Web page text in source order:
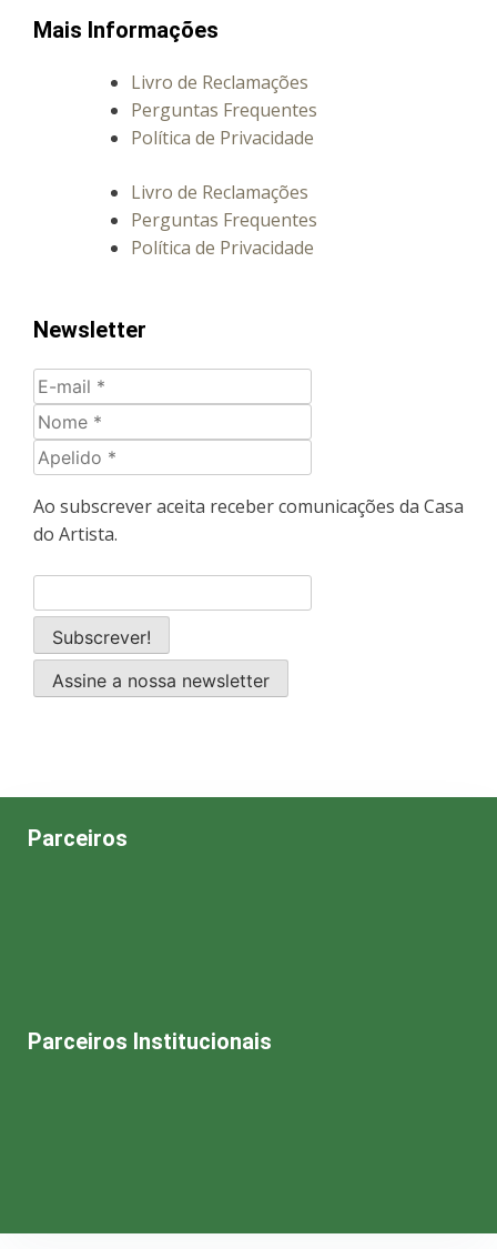
Mais Informações
Livro de Reclamações
Perguntas Frequentes
Política de Privacidade
Livro de Reclamações
Perguntas Frequentes
Política de Privacidade
Newsletter
Ao subscrever aceita receber comunicações da Casa
do Artista.
Assine a nossa newsletter
Parceiros
Parceiros Institucionais